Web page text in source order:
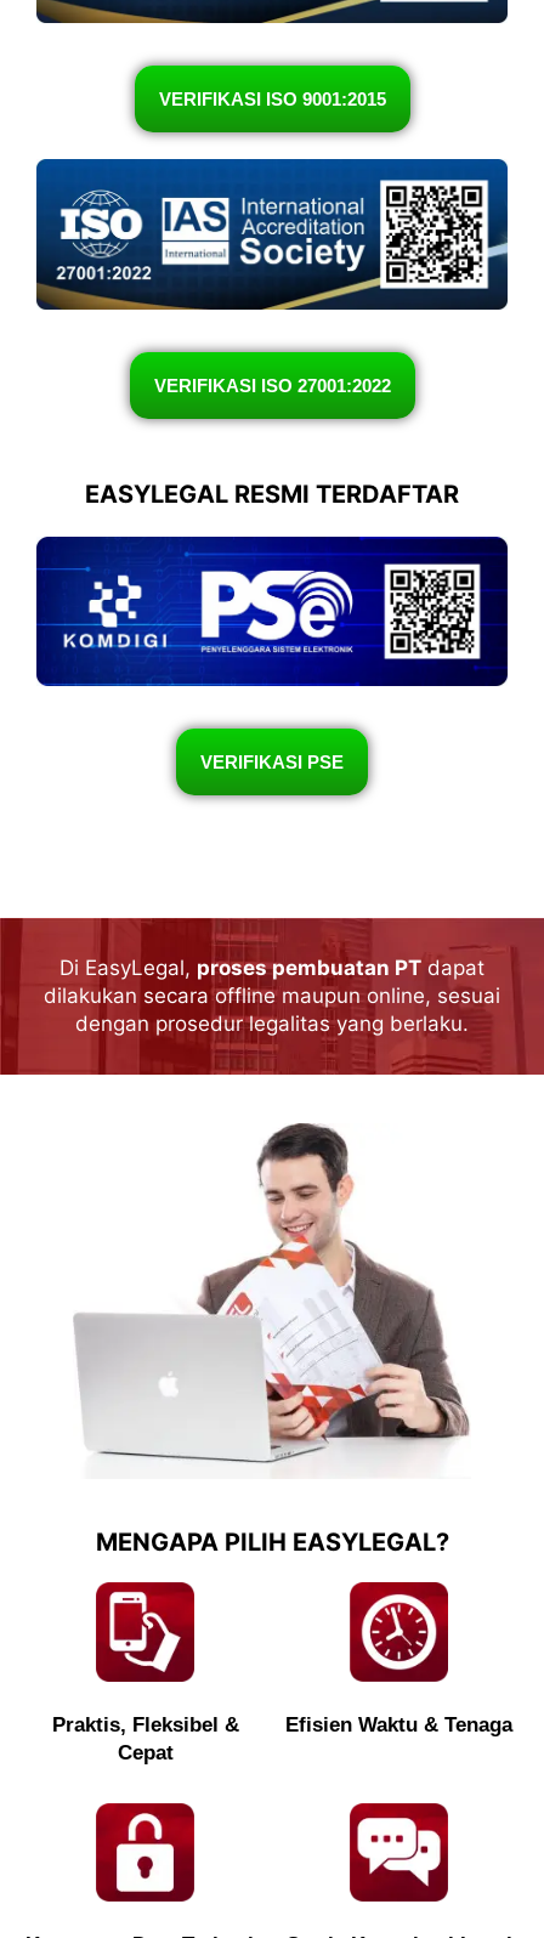
VERIFIKASI ISO 9001:2015
VERIFIKASI ISO 27001:2022
EASYLEGAL RESMI TERDAFTAR
VERIFIKASI PSE
Di EasyLegal, proses pembuatan PT dapat
dilakukan secara offline maupun online, sesuai
dengan prosedur legalitas yang berlaku.
MENGAPA PILIH EASYLEGAL?
Praktis, Fleksibel &
Cepat
Efisien Waktu & Tenaga